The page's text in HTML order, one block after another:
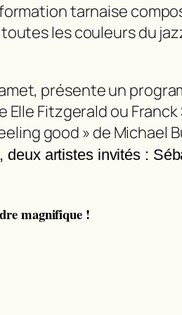
tarnaise
les couleurs du
présente un
Elle Fitzgerald ou
good » de Michael
artistes invités :
magnifique !